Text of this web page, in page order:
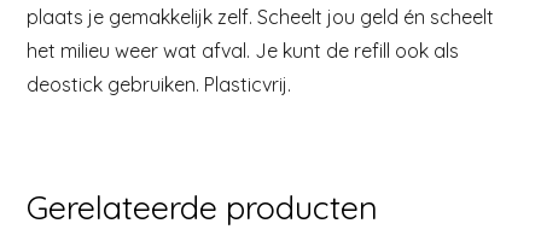
plaats je gemakkelijk zelf. Scheelt jou geld én scheelt
het milieu weer wat afval. Je kunt de refill ook als
deostick gebruiken. Plasticvrij.
Gerelateerde producten